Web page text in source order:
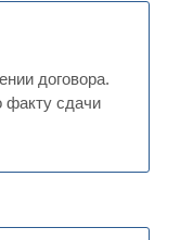
договора.
факту сдачи